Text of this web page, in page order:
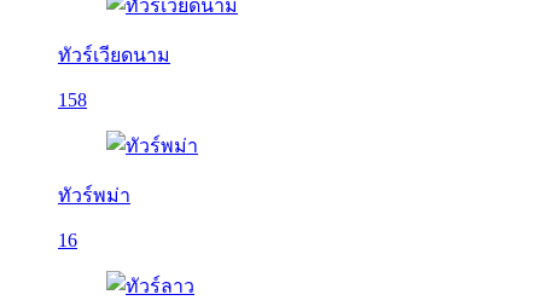
ทัวร์เวียดนาม
158
ทัวร์พม่า
16